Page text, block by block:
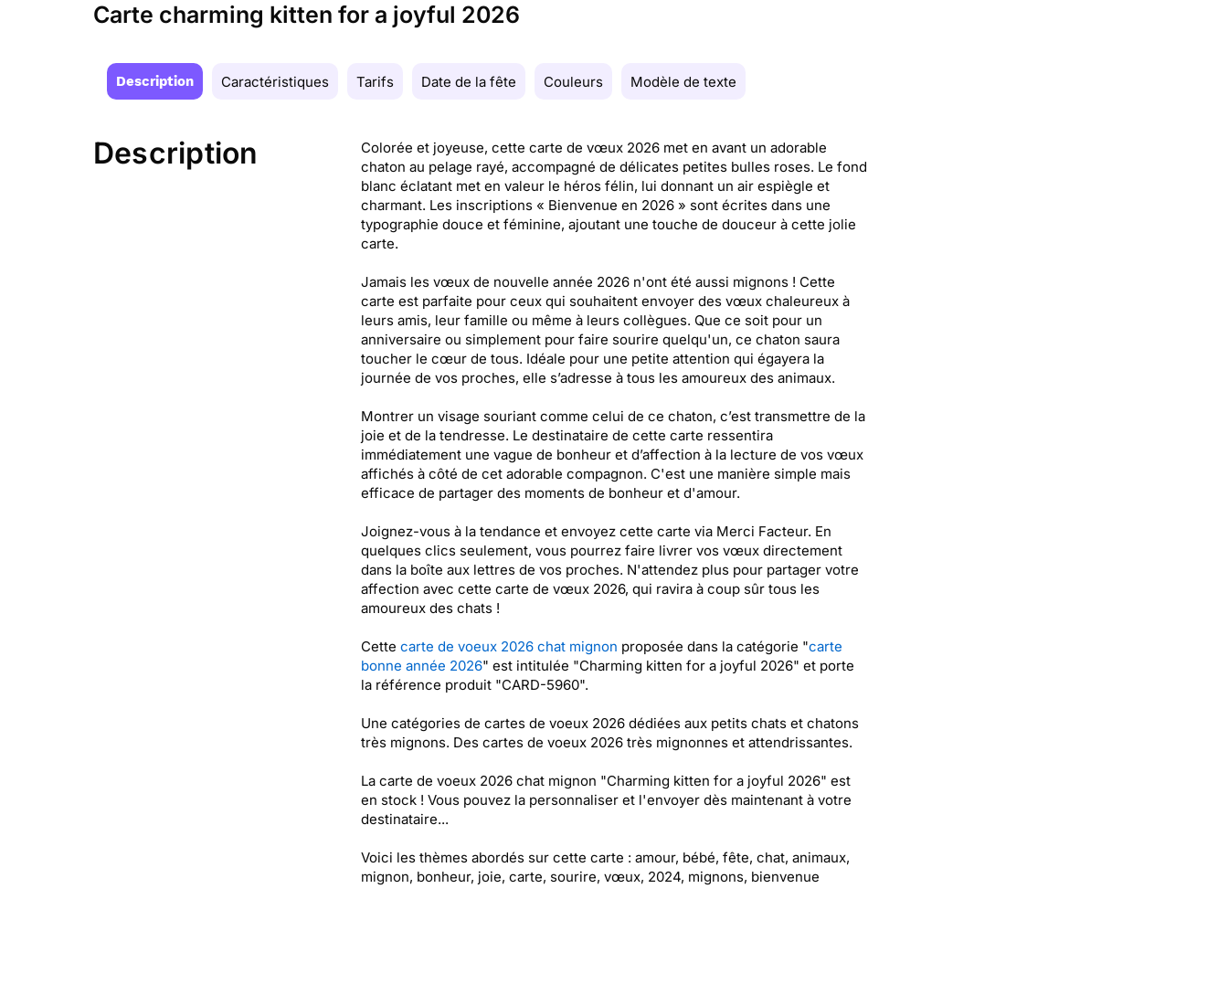
Carte charming kitten for a joyful 2026
Description Caractéristiques Tarifs Date de la fête Couleurs Modèle de texte
Description
Colorée et joyeuse, cette carte de vœux 2026 met en avant un adorable
chaton au pelage rayé, accompagné de délicates petites bulles roses. Le fond
blanc éclatant met en valeur le héros félin, lui donnant un air espiègle et
charmant. Les inscriptions « Bienvenue en 2026 » sont écrites dans une
typographie douce et féminine, ajoutant une touche de douceur à cette jolie
carte.
Jamais les vœux de nouvelle année 2026 n'ont été aussi mignons ! Cette
carte est parfaite pour ceux qui souhaitent envoyer des vœux chaleureux à
leurs amis, leur famille ou même à leurs collègues. Que ce soit pour un
anniversaire ou simplement pour faire sourire quelqu'un, ce chaton saura
toucher le cœur de tous. Idéale pour une petite attention qui égayera la
journée de vos proches, elle s’adresse à tous les amoureux des animaux.
Montrer un visage souriant comme celui de ce chaton, c’est transmettre de la
joie et de la tendresse. Le destinataire de cette carte ressentira
immédiatement une vague de bonheur et d’affection à la lecture de vos vœux
affichés à côté de cet adorable compagnon. C'est une manière simple mais
efficace de partager des moments de bonheur et d'amour.
Joignez-vous à la tendance et envoyez cette carte via Merci Facteur. En
quelques clics seulement, vous pourrez faire livrer vos vœux directement
dans la boîte aux lettres de vos proches. N'attendez plus pour partager votre
affection avec cette carte de vœux 2026, qui ravira à coup sûr tous les
amoureux des chats !
Cette carte de voeux 2026 chat mignon proposée dans la catégorie "carte
bonne année 2026" est intitulée "Charming kitten for a joyful 2026" et porte
la référence produit "CARD-5960".
Une catégories de cartes de voeux 2026 dédiées aux petits chats et chatons
très mignons. Des cartes de voeux 2026 très mignonnes et attendrissantes.
La carte de voeux 2026 chat mignon "Charming kitten for a joyful 2026" est
en stock ! Vous pouvez la personnaliser et l'envoyer dès maintenant à votre
destinataire...
Voici les thèmes abordés sur cette carte : amour, bébé, fête, chat, animaux,
mignon, bonheur, joie, carte, sourire, vœux, 2024, mignons, bienvenue